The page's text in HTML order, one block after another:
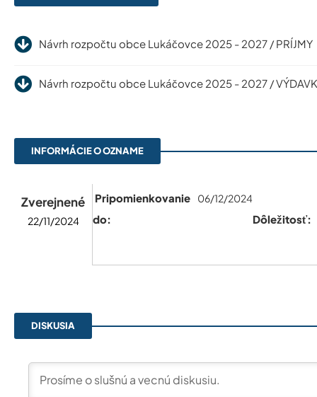
Návrh rozpočtu obce Lukáčovce 2025 - 2027 / PRÍJMY
Návrh rozpočtu obce Lukáčovce 2025 - 2027 /
INFORMÁCIE O OZNAME
Zverejnené
22/11/2024
Pripomienkovanie
do:
06/12/2024
Dôležitosť:
DISKUSIA